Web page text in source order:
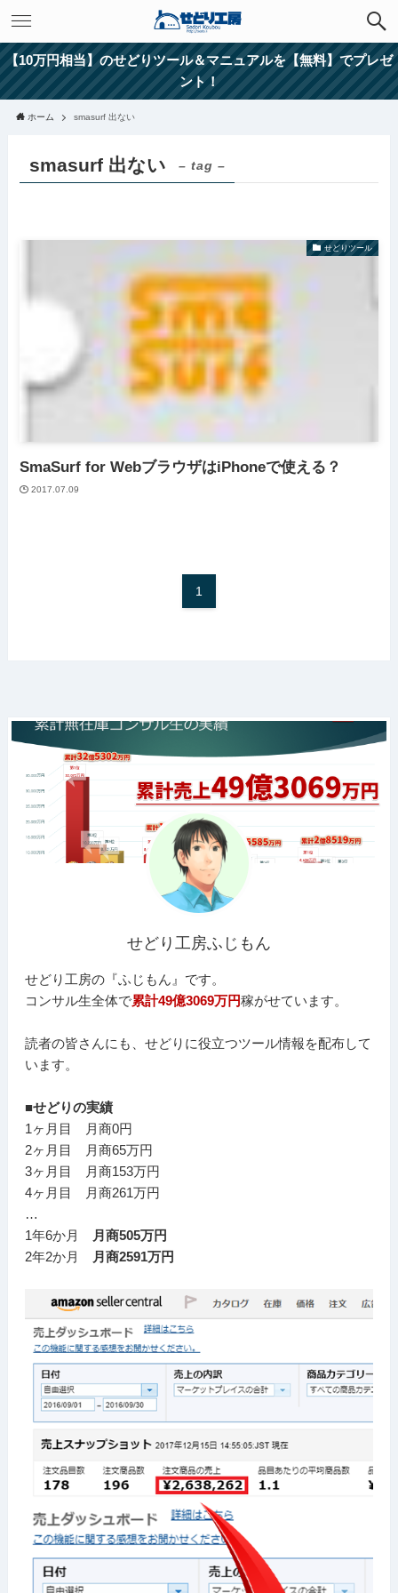
【10万円相当】のせどりツール＆マニュアルを【無料】でプレゼ
ント！
ホーム smasurf 出ない
smasurf 出ない – tag –
せどりツール
SmaSurf for WebブラウザはiPhoneで使える？
2017.07.09
1
せどり工房ふじもん
せどり工房の『ふじもん』です。
コンサル生全体で累計49億3069万円稼がせています。
読者の皆さんにも、せどりに役立つツール情報を配布して
います。
■せどりの実績
1ヶ月目 月商0円
2ヶ月目 月商65万円
3ヶ月目 月商153万円
4ヶ月目 月商261万円
…
1年6か月
月商505万円
2年2か月
月商2591万円